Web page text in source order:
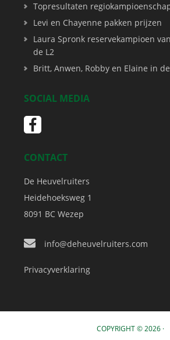
Topresultaten
Levi en Chayenne pakken prijzen
Laura Spronk reservekampioen
de L2
Britt, Anwen, Robby en Elaine in
SOCIAL MEDIA
CONTACT
De Heuvelruiters
Heidehoeksweg 1
8091 BC Wezep
info@deheuvelruiters.com
Privacyverklaring
COPYRIGHT © 2026 ·